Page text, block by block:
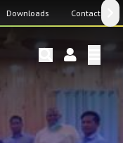
Downloads Contact Us